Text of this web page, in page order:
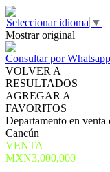
Seleccionar idioma ▼
Mostrar original
Consultar por Whatsapp
VOLVER A
RESULTADOS
AGREGAR A
FAVORITOS
Departamento en
Cancún
VENTA
MXN3,000,000